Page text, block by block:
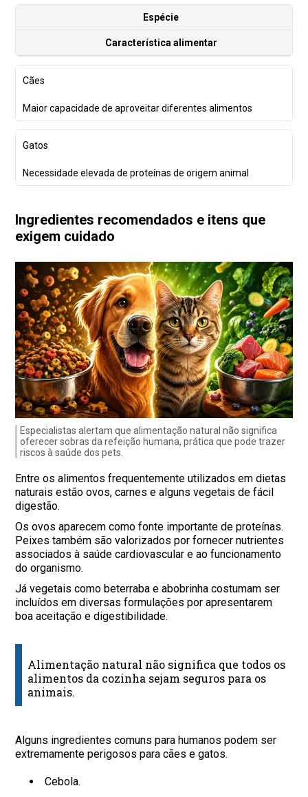
Espécie
Característica alimentar
Cães
Maior capacidade de aproveitar diferentes alimentos
Gatos
Necessidade elevada de proteínas de origem animal
Ingredientes recomendados e itens que
exigem cuidado
Especialistas alertam que alimentação natural não significa
oferecer sobras da refeição humana, prática que pode trazer
riscos à saúde dos pets.
Entre os alimentos frequentemente utilizados em dietas
naturais estão ovos, carnes e alguns vegetais de fácil
digestão.
Os ovos aparecem como fonte importante de proteínas.
Peixes também são valorizados por fornecer nutrientes
associados à saúde cardiovascular e ao funcionamento
do organismo.
Já vegetais como beterraba e abobrinha costumam ser
incluídos em diversas formulações por apresentarem
boa aceitação e digestibilidade.
Alimentação natural não significa que todos os
alimentos da cozinha sejam seguros para os
animais.
Alguns ingredientes comuns para humanos podem ser
extremamente perigosos para cães e gatos.
Cebola.